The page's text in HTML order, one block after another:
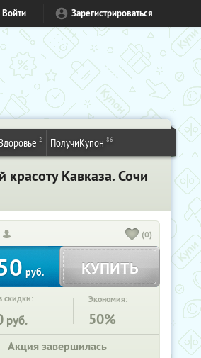
Войти Зарегистрироваться
2 ПолучиКупон 86
Кавказа. Сочи
(0)
руб. КУПИТЬ
скидки:
руб.
Экономия:
50%
Акция завершилась